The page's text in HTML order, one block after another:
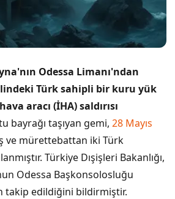
Odessa Limanı'ndan
Türk sahipli bir kuru yük
aracı (İHA) saldırısı
bayrağı taşıyan gemi, 28 Mayıs
ve mürettebattan iki Türk
Türkiye Dışişleri Bakanlığı,
Odessa Başkonsolosluğu
takip edildiğini bildirmiştir.